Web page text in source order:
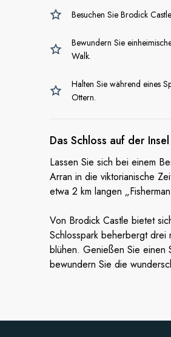
Besuchen Sie Brodick
Bewundern Sie
Walk.
Halten Sie während eines
Ottern.
Das Schloss auf der
Lassen Sie sich bei einem
Arran in die viktorianische
etwa 2 km langen
Von Brodick Castle bietet
Schlosspark beherbergt drei
blühen. Genießen Sie einen
bewundern Sie die